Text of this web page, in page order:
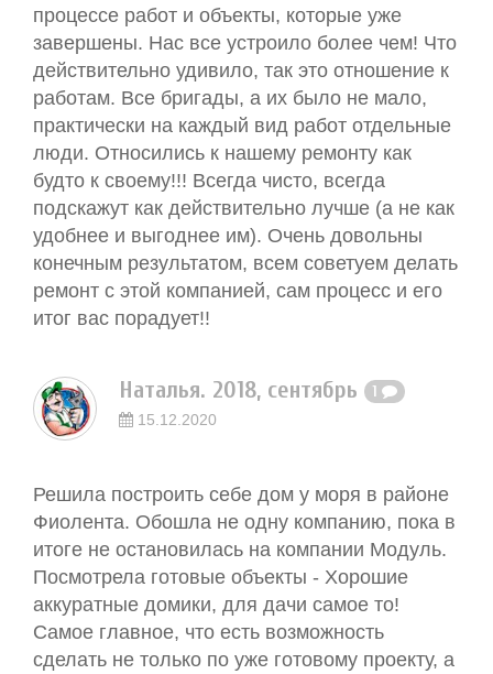
процессе работ и объекты, которые уже
завершены. Нас все устроило более чем! Что
действительно удивило, так это отношение к
работам. Все бригады, а их было не мало,
практически на каждый вид работ отдельные
люди. Относились к нашему ремонту как
будто к своему!!! Всегда чисто, всегда
подскажут как действительно лучше (а не как
удобнее и выгоднее им). Очень довольны
конечным результатом, всем советуем делать
ремонт с этой компанией, сам процесс и его
итог вас порадует!!
Наталья. 2018, сентябрь 1
15.12.2020
Решила построить себе дом у моря в районе
Фиолента. Обошла не одну компанию, пока в
итоге не остановилась на компании Модуль.
Посмотрела готовые объекты - Хорошие
аккуратные домики, для дачи самое то!
Самое главное, что есть возможность
сделать не только по уже готовому проекту, а